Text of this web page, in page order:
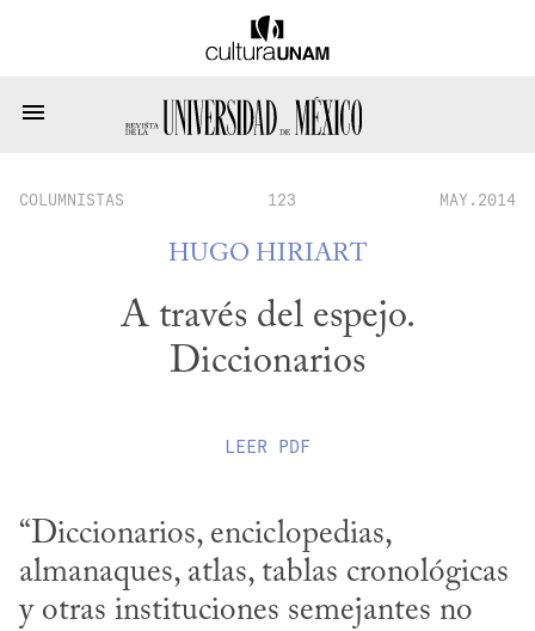
COLUMNISTAS 123 MAY.2014
HUGO HIRIART
A través del espejo.
Diccionarios
LEER PDF
“Diccionarios, enciclopedias,
almanaques, atlas, tablas cronológicas
y otras instituciones semejantes no